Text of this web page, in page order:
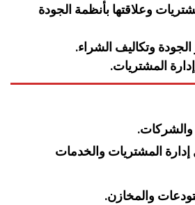
وعلاقتها بأنظمة الجودة
الجودة وتكاليف الشراء.
المشتريات.
المشتريات والخدمات
والمخازن.